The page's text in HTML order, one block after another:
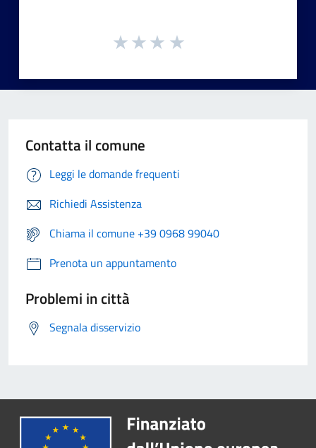
Contatta il comune
Leggi le domande frequenti
Richiedi Assistenza
Chiama il comune +39 0968 99040
Prenota un appuntamento
Problemi in città
Segnala disservizio